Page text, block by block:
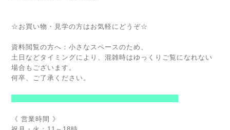
☆お買い物・見学の方はお気軽にどうぞ☆
資料閲覧の方へ：小さなスペースのため、
土日などタイミングにより、混雑時はゆっくりご覧になれない
場合もございます。
何卒、ご了承ください。
《 営業時間 》